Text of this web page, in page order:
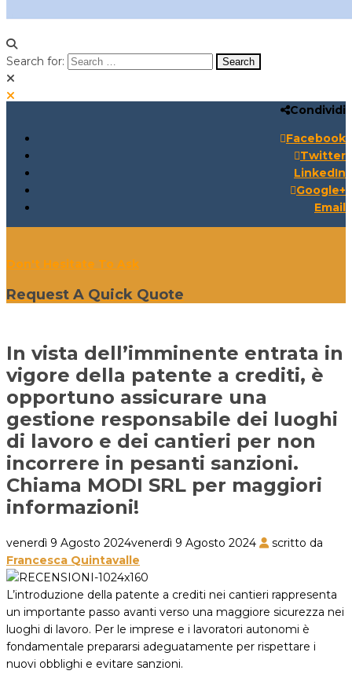
Search for:
Condividi
Facebook
Twitter
LinkedIn
Google+
Email
Don't Hesitate To Ask
Request A Quick Quote
In vista dell’imminente entrata in
vigore della patente a crediti, è
opportuno assicurare una
gestione responsabile dei luoghi
di lavoro e dei cantieri per non
incorrere in pesanti sanzioni.
Chiama MODI SRL per maggiori
informazioni!
venerdì 9 Agosto 2024venerdì 9 Agosto 2024
scritto da
Francesca Quintavalle
L’introduzione della patente a crediti nei cantieri rappresenta
un importante passo avanti verso una maggiore sicurezza nei
luoghi di lavoro. Per le imprese e i lavoratori autonomi è
fondamentale prepararsi adeguatamente per rispettare i
nuovi obblighi e evitare sanzioni.